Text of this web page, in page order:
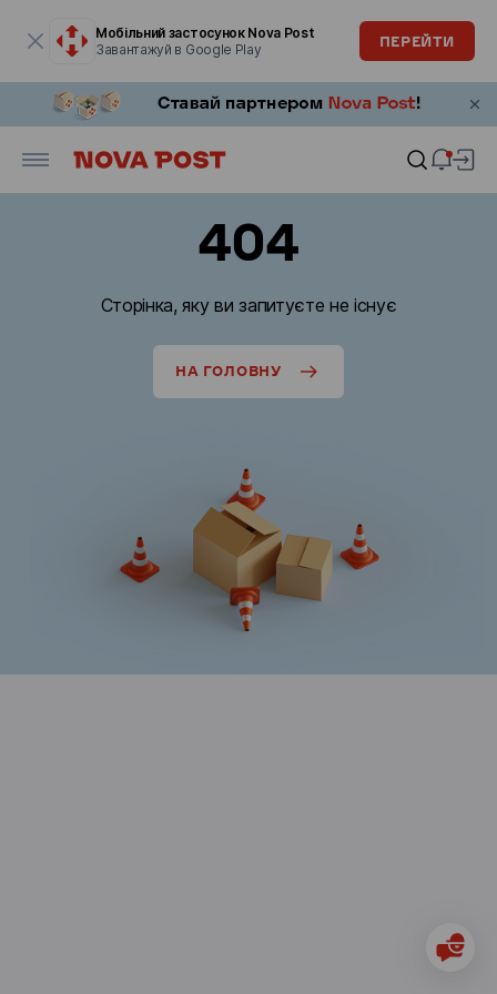
Мобільний застосунок Nova Post
Завантажуй в Google Play
ПЕРЕЙТИ
404
Сторінка, яку ви запитуєте не існує
НА ГОЛОВНУ